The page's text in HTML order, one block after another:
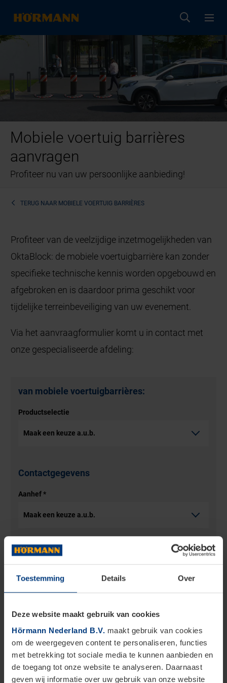
Toestemming Details Over
Deze website maakt gebruik van cookies
Hörmann Nederland B.V. maakt gebruik van cookies
om de weergegeven content te personaliseren, functies
met betrekking tot sociale media te kunnen aanbieden en
de toegang tot onze website te analyseren. Daarnaast
geven wij informatie over uw gebruik van onze website
Mobiele voertuig barrières
aanvragen
Profiteer nu van uw persoonlijke aanbieding!
TERUG NAAR MOBIELE VOERTUIG BARRIÈRES
Profiteer van de veelzijdige inzetmogelijkheden van
OktaBlock: de mobiele voertuigbarrière kan zonder
specifieke technische kennis worden opgebouwd en
afgebroken en is daardoor prima geschikt voor
tijdelijke terreinbeveiliging van uw evenement.
Via het aanvraagformulier komt u in contact met
onze gespecialiseerde afdeling:
van mobiele voertuigbarrières:
Productselectie
Contactgegevens
Aanhef*
Bedrijf
Voornaam*
Achternaam*